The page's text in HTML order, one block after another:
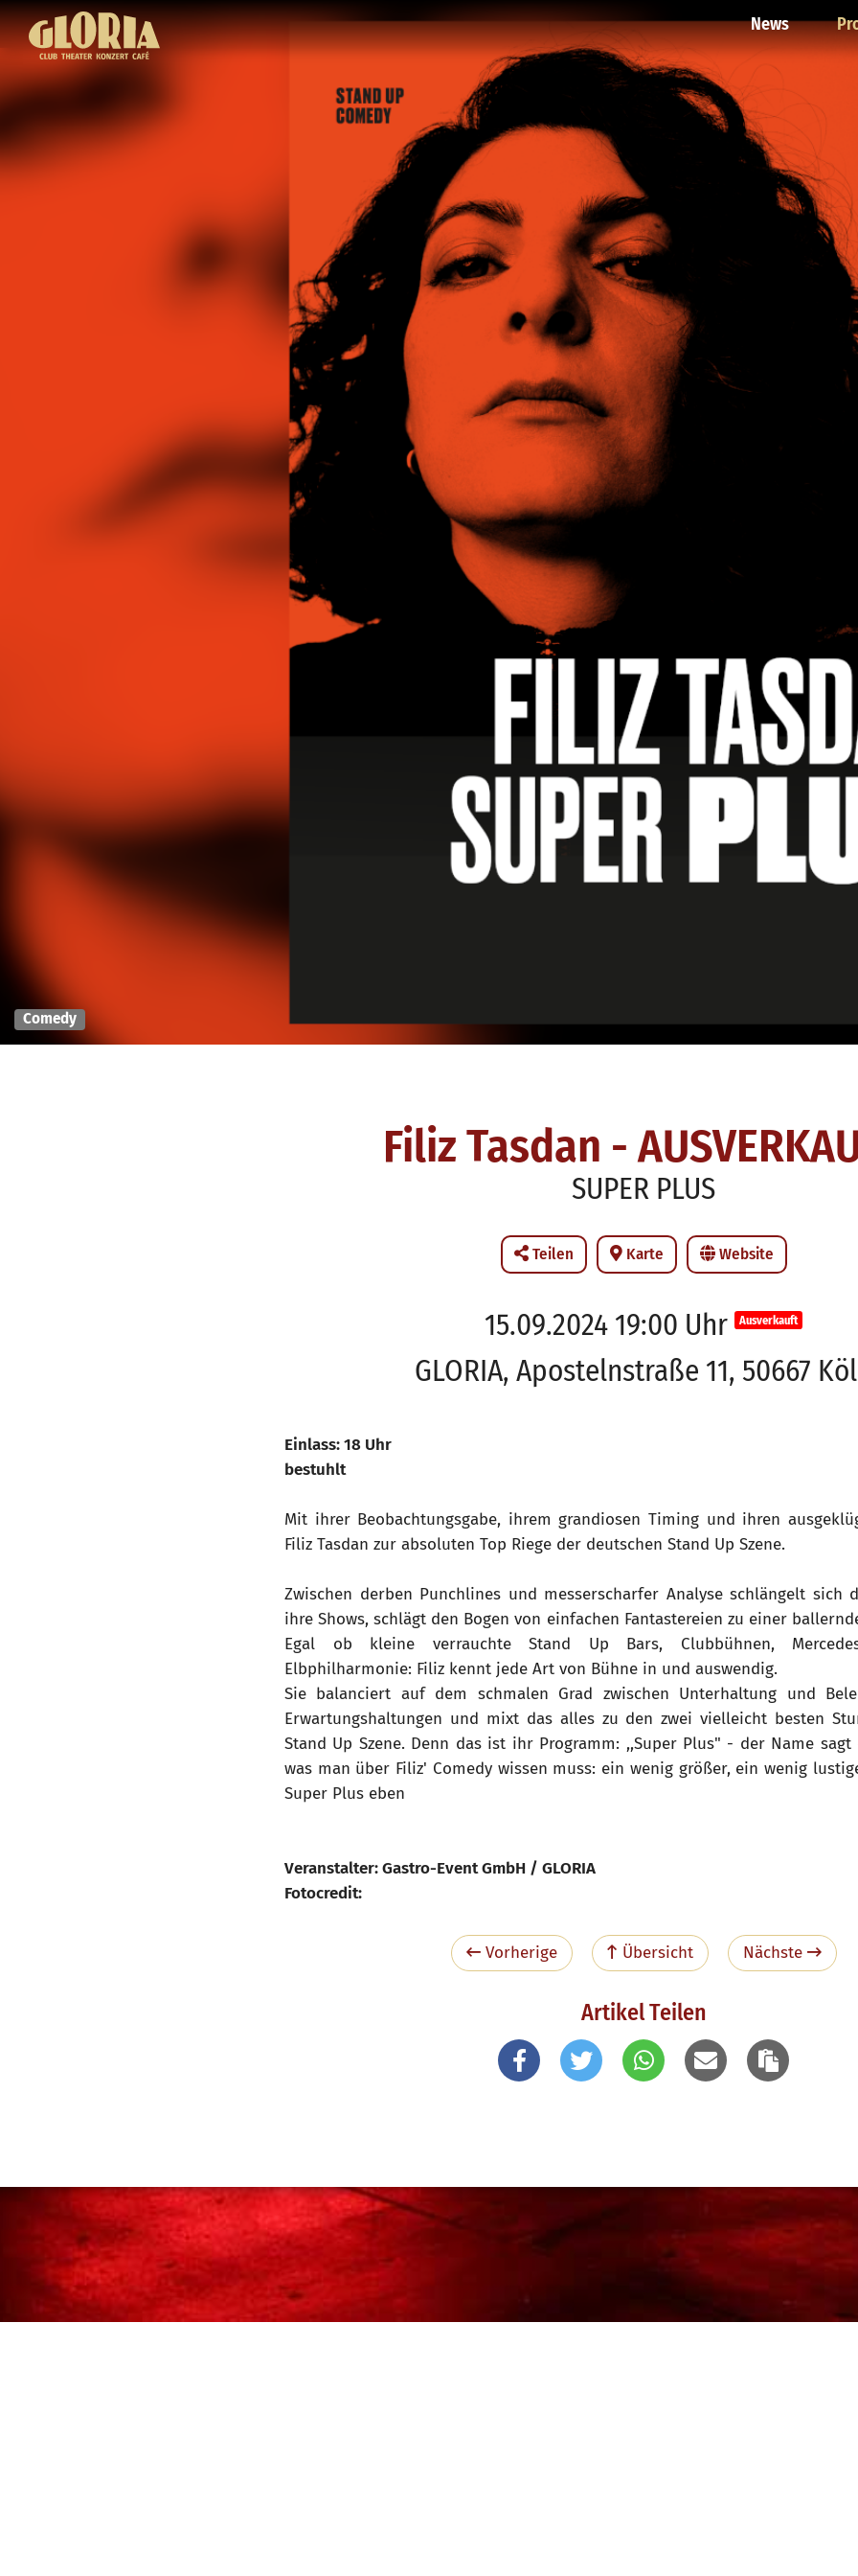
News
Comedy
Filiz Tasdan -
SUPER PLUS
Teilen Karte Website
15.09.2024 19:00 Uhr Ausverkauft
GLORIA, Apostelnstraße 11, 50667
Einlass: 18 Uhr
bestuhlt
Mit ihrer Beobachtungsgabe, ihrem grandiosen Timing und ihren
Filiz Tasdan zur absoluten Top Riege der deutschen Stand Up Szene.
Zwischen derben Punchlines und messerscharfer Analyse schlängelt sich
ihre Shows, schlägt den Bogen von einfachen Fantastereien zu einer
Egal ob kleine verrauchte Stand Up Bars, Clubbühnen,
Elbphilharmonie: Filiz kennt jede Art von Bühne in und auswendig.
Sie balanciert auf dem schmalen Grad zwischen Unterhaltung und
Erwartungshaltungen und mixt das alles zu den zwei vielleicht besten
Stand Up Szene. Denn das ist ihr Programm: ,,Super Plus" - der Name
was man über Filiz' Comedy wissen muss: ein wenig größer, ein wenig
Super Plus eben
Veranstalter: Gastro-Event GmbH / GLORIA
Fotocredit:
Vorherige Übersicht Nächste
Artikel Teilen